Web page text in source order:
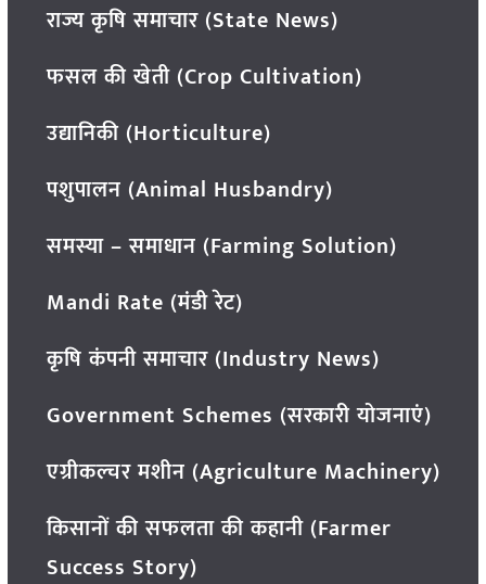
राज्य कृषि समाचार (State News)
फसल की खेती (Crop Cultivation)
उद्यानिकी (Horticulture)
पशुपालन (Animal Husbandry)
समस्या – समाधान (Farming Solution)
Mandi Rate (मंडी रेट)
कृषि कंपनी समाचार (Industry News)
Government Schemes (सरकारी योजनाएं)
एग्रीकल्चर मशीन (Agriculture Machinery)
किसानों की सफलता की कहानी (Farmer
Success Story)